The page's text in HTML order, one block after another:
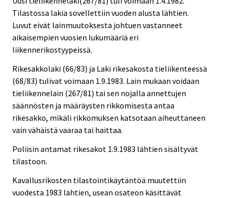
Tilastossa lakia sovellettiin vuoden alusta lähtien.
Luvut eivät lainmuutoksesta johtuen vastanneet
aikaisempien vuosien lukumääriä eri
liikennerikostyypeissä.
Rikesakkolaki (66/83) ja Laki rikesakosta tieliikenteessä
(68/83) tulivat voimaan 1.9.1983. Lain mukaan voidaan
tieliikennelain (267/81) tai sen nojalla annettujen
säännösten ja määräysten rikkomisesta antaa
rikesakko, mikäli rikkomuksen katsotaan aiheuttaneen
vain vähäistä vaaraa tai haittaa.
Poliisin antamat rikesakot 1.9.1983 lähtien sisältyvät
tilastoon.
Kavallusrikosten tilastointikäytäntöä muutettiin
vuodesta 1983 lähtien, usean osateon käsittävät